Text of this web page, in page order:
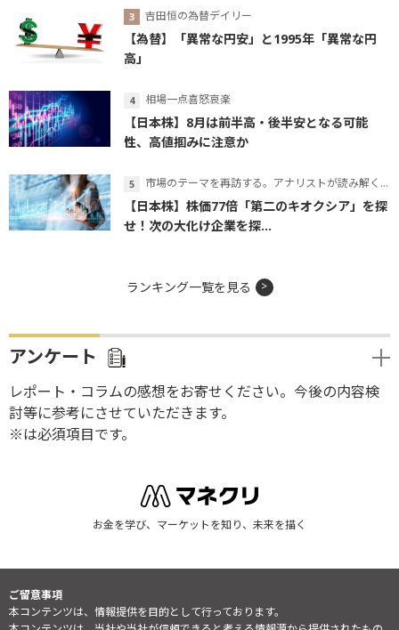
吉田恒の為替デイリー
【為替】「異常な円安」と1995年「異常な円
高」
相場一点喜怒哀楽
【日本株】8月は前半高・後半安となる可能
性、高値掴みに注意か
市場のテーマを再訪する。アナリストが読み解くテーマの本質
【日本株】株価77倍「第二のキオクシア」を探
せ！次の大化け企業を探...
ランキング一覧を見る
アンケート
レポート・コラムの感想をお寄せください。今後の内容検
討等に参考にさせていただきます。
※は必須項目です。
お金を学び、マーケットを知り、未来を描く
ご留意事項
本コンテンツは、情報提供を目的として行っております。